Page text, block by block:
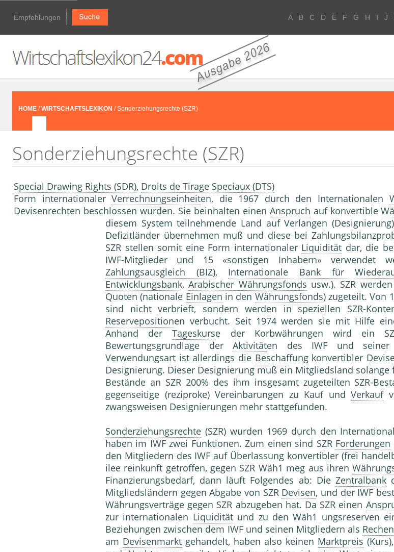
Empfehlungen A B C D E F G H I J
HOME /WIRTSCHAFTSLEXIKON / Sonderziehungsrechte (SZR)
Sonderziehungsrechte (SZR)
Special Drawing Rights (SDR), Droits de Tirage Speciaux (DTS)
Form internationalerVerrechnungseinheiten, die 1967 durch den Internationalen
Devisenrechten beschlossen wurden. Sie beinhalten einen Anspruch auf konvertible
diesem System teilnehmende Land auf Verlangen
Defizitländer übernehmen muß und diese bei
SZR stellen somit eine Form internationaler Liquidität dar, die
IWF-Mitglieder und 15 «sonstigen Inhabern» verwendet
Zahlungsausgleich (BIZ), Internationale Bank für
Entwicklungsbank,Arabischer Währungsfonds usw.). SZR
Quoten (nationale Einlagen in den Währungsfonds) zugeteilt. Von
sind nicht verbrieft, sondern werden in speziellen SZR-
Reservepositionen verbucht. Seit 1974 werden sie mit Hilfe
Anhand derTageskurse der Korbwährungen wird ein
Bewertungsgrundlage der Aktivitäten des IWF und seiner
Verwendungsart ist allerdings die Beschaffungkonvertibler
Designierung. Dieser Designierung muß ein Mitgliedsland solange
Bestände an SZR 200% des ihm insgesamt zugeteilten SZR-
gegenseitige (reziproke) Vereinbarungen zu Kauf und Verkauf
zwangsweisen Designierungen mehr stattgefunden.
Sonderziehungsrechte (SZR) wurden 1969 durch den
haben im IWF zwei Funktionen. Zum einen sind SZR Forderungen
den Mitgliedern des IWF auf Überlassung konvertibler (frei
ilee reinkunft getroffen, gegen SZR Wäh1 meg aus ihren
Finanzierungsbedarf, dann läuft Folgendes ab: Die Zentralbank
Mitgliedsländern gegen Abgabe von SZR Devisen, und der IWF
Währungsverträge gegen SZR abzugeben hat. Da SZR einen
zur internationalen Liquiditätund zu den Wäh1 ungsreserven
Beziehungen zwischen dem IWF und seinen Mitgliedern als
am Devisenmarktgehandelt, haben also keinen Marktpreis